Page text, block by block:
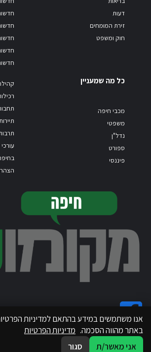
דעות
זירת המומחים
חוק ומשפט
כל מה שמעניין
מכבי חיפה
משפטי
נדל"ן
ספורט
פיננסי
אנו משתמשים במידע בהתאם למדיניות
באתר מהווה הסכמה. מדיניות הפרטיות
אני מאשר/ת
סגור